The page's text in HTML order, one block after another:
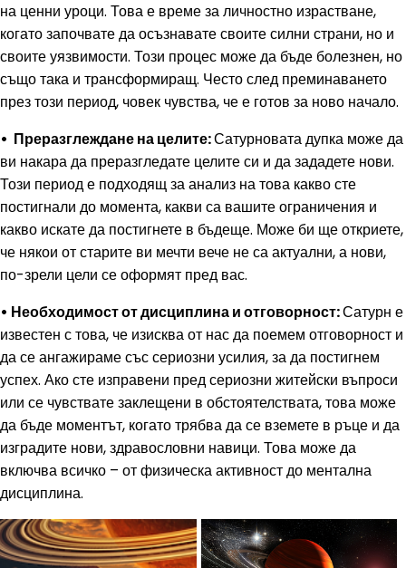
на ценни уроци. Това е време за личностно израстване,
когато започвате да осъзнавате своите силни страни, но и
своите уязвимости. Този процес може да бъде болезнен, но
също така и трансформиращ. Често след преминаването
през този период, човек чувства, че е готов за ново начало.
• Преразглеждане на целите:Сатурновата дупка може да
ви накара да преразгледате целите си и да зададете нови.
Този период е подходящ за анализ на това какво сте
постигнали до момента, какви са вашите ограничения и
какво искате да постигнете в бъдеще. Може би ще откриете,
че някои от старите ви мечти вече не са актуални, а нови,
по-зрели цели се оформят пред вас.
• Необходимост от дисциплина и отговорност:Сатурн е
известен с това, че изисква от нас да поемем отговорност и
да се ангажираме със сериозни усилия, за да постигнем
успех. Ако сте изправени пред сериозни житейски въпроси
или се чувствате заклещени в обстоятелствата, това може
да бъде моментът, когато трябва да се вземете в ръце и да
изградите нови, здравословни навици. Това може да
включва всичко – от физическа активност до ментална
дисциплина.